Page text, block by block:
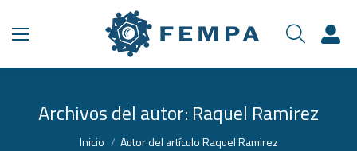
Archivos del autor: Raquel Ramirez
Estás aquí:
Inicio Autor del artículo Raquel Ramirez